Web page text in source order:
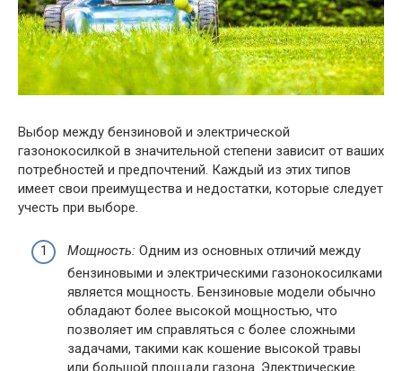
Выбор между бензиновой и электрической
газонокосилкой в значительной степени зависит от ваших
потребностей и предпочтений. Каждый из этих типов
имеет свои преимущества и недостатки, которые следует
учесть при выборе.
Мощность: Одним из основных отличий между
бензиновыми и электрическими газонокосилками
является мощность. Бензиновые модели обычно
обладают более высокой мощностью, что
позволяет им справляться с более сложными
задачами, такими как кошение высокой травы
или большой площади газона. Электрические